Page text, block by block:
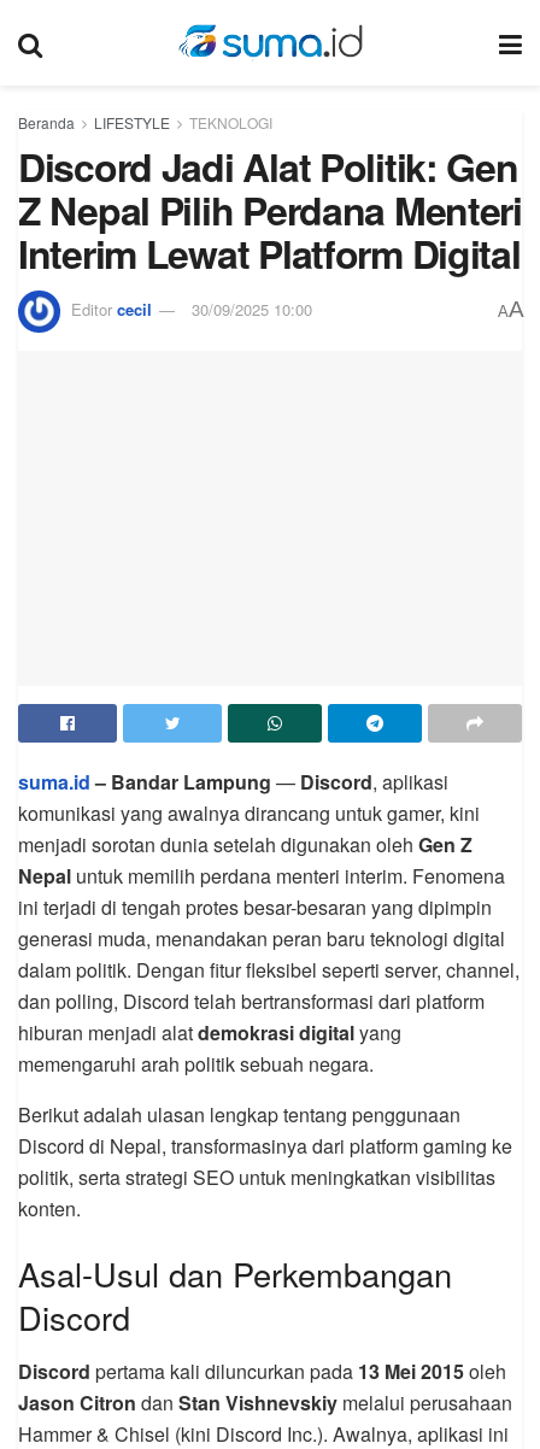
Beranda LIFESTYLE TEKNOLOGI
Discord Jadi Alat Politik: Gen
Z Nepal Pilih Perdana Menteri
Interim Lewat Platform Digital
Editor cecil 30/09/2025 10:00 AA
suma.id– Bandar Lampung — Discord, aplikasi
komunikasi yang awalnya dirancang untuk gamer, kini
menjadi sorotan dunia setelah digunakan oleh Gen Z
Nepal untuk memilih perdana menteri interim. Fenomena
ini terjadi di tengah protes besar-besaran yang dipimpin
generasi muda, menandakan peran baru teknologi digital
dalam politik. Dengan fitur fleksibel seperti server, channel,
dan polling, Discord telah bertransformasi dari platform
hiburan menjadi alatdemokrasi digitalyang
memengaruhi arah politik sebuah negara.
Berikut adalah ulasan lengkap tentang penggunaan
Discord di Nepal, transformasinya dari platform gaming ke
politik, serta strategi SEO untuk meningkatkan visibilitas
konten.
Asal-Usul dan Perkembangan
Discord
Discord pertama kali diluncurkan pada 13 Mei 2015oleh
Jason Citron dan Stan Vishnevskiy melalui perusahaan
Hammer & Chisel (kini Discord Inc.). Awalnya, aplikasi ini